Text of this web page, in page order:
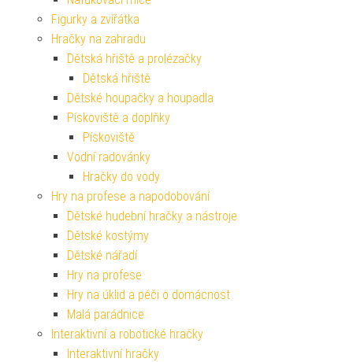
Figurky a zvířátka
Hračky na zahradu
Dětská hřiště a prolézačky
Dětská hřiště
Dětské houpačky a houpadla
Pískoviště a doplňky
Pískoviště
Vodní radovánky
Hračky do vody
Hry na profese a napodobování
Dětské hudební hračky a nástroje
Dětské kostýmy
Dětské nářadí
Hry na profese
Hry na úklid a péči o domácnost
Malá parádnice
Interaktivní a robotické hračky
Interaktivní hračky